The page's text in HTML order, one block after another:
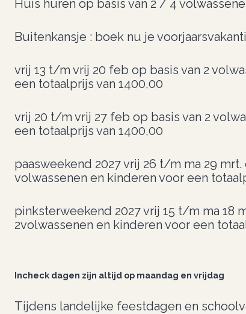
Huis huren op basis van 2 / 4
Buitenkansje : boek nu je
vrij 13 t/m vrij 20 feb op basis van 2
een totaalprijs van 1400,00
vrij 20 t/m vrij 27 feb op basis van 2
een totaalprijs van 1400,00
paasweekend 2027 vrij 26 t/m ma 29 mrt.
volwassenen en kinderen voor een
pinksterweekend 2027 vrij 15 t/m ma 18
2volwassenen en kinderen voor een
Incheck dagen zijn altijd op maandag en vrijdag
Tijdens landelijke feestdagen en